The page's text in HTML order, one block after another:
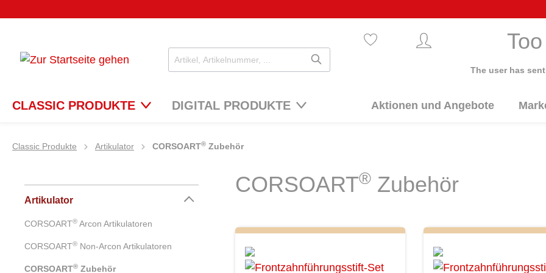
The user has
CLASSIC PRODUKTE DIGITAL PRODUKTE Aktionen und Angebote
Classic Produkte Artikulator CORSOART® Zubehör
Artikulator
CORSOART® Arcon Artikulatoren
CORSOART® Non-Arcon Artikulatoren
CORSOART® Zubehör
CORSOART® Zubehör